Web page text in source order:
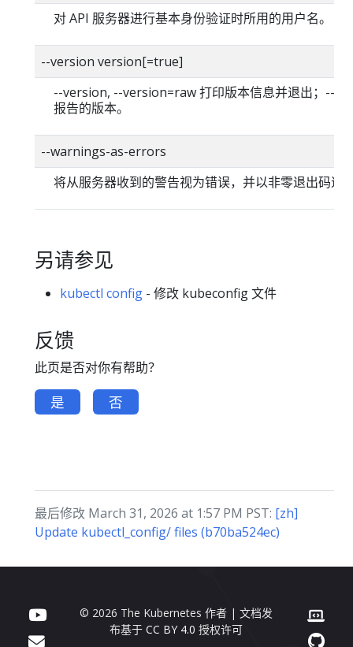
对 API 服务器进行基本身份验证时所用的用户名。
--version version[=true]
--version, --version=raw 打印版本信息并退出；--
报告的版本。
--warnings-as-errors
将从服务器收到的警告视为错误，并以非零退出码退
另请参见
kubectl config - 修改 kubeconfig 文件
反馈
此页是否对你有帮助？
是 否
最后修改 March 31, 2026 at 1:57 PM PST: [zh]
Update kubectl_config/ files (b70ba524ec)
© 2026 The Kubernetes 作者 | 文档发
布基于CC BY 4.0 授权许可